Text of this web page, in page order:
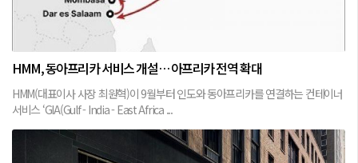
HMM, 동아프리카 서비스 개설… 아프리카 전역 확대
HMM(대표이사 사장 최원혁)이 9월부터 인도와 동아프리카를 연결하는 컨테이너
서비스 ‘GIA(Gulf - India - East Africa ...